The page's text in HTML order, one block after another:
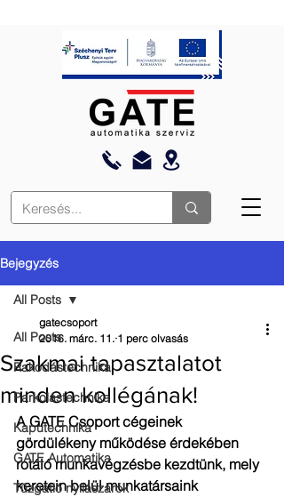
Bejegyzés
All Posts
Rakodástechnika
Parkolástechnika
Kaputechnika
GATE Automatika
Tűzgátló nyílászárók
All Posts
Szakmai tapasztalatot
minden kollégának!
gatecsoport
2016. márc. 11. 1 perc olvasás
A GATE Csoport cégeinek
gördülékeny működése érdekében
rotáló munkavégzésbe kezdtünk, mely
keretein belül munkatársaink